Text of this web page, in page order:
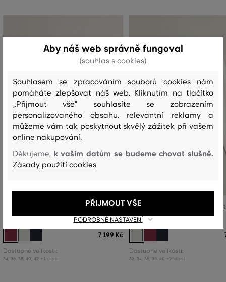
HALENKA GANT REG CLASSIC SILK
BLOUSE
7 199 Kč
Dostupné velikosti:
34 36 38 40 42 +1 další
HALENKA GANT REG CLASSIC
BLOUSE
Dostupné velikosti:
32 34 36 38 40 +2 další
Aby náš web správně fungoval
(souhlas s cookies)
Souhlasem se zpracováním souborů cookies nám
pomáháte zlepšovat náš web. Kliknutím na tlačítko
„Přijmout vše" souhlasíte se zobrazením
personalizovaného obsahu, relevantní reklamy a
můžeme vám tak poskytnout skvělý zážitek při vašem
online nakupování.
Děkujeme, k vašim datům se budeme chovat slušně.
Zásady použití cookies
PODROBNÉ NASTAVENÍ
PŘIJMOUT VŠE